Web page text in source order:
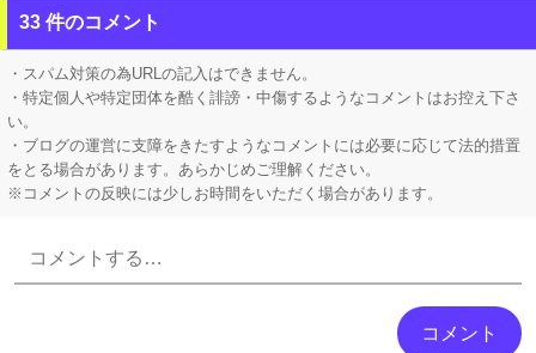
【画像】 「マスク美人さん、また我々を欺く」←海外でも流行りだした結果がこちらw w w w w w w
【にじさんじ】 五木、すべてをメモ帳で管理する長尾に表計算ソフトを布教へ『企画趣旨でもう草生える』【8/6(木)20:00】
33 件のコメント
・スパム対策の為URLの記入はできません。
・特定個人や特定団体を酷く誹謗・中傷するようなコメントはお控え下さ
い。
・ブログの運営に支障をきたすようなコメントには必要に応じて法的措置
をとる場合があります。あらかじめご理解ください。
※コメントの反映には少しお時間をいただく場合があります。